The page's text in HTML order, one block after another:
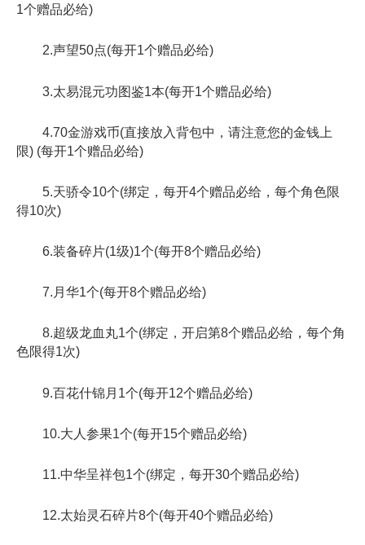
1个赠品必给)
2.声望50点(每开1个赠品必给)
3.太易混元功图鉴1本(每开1个赠品必给)
4.70金游戏币(直接放入背包中，请注意您的金钱上
限) (每开1个赠品必给)
5.天骄令10个(绑定，每开4个赠品必给，每个角色限
得10次)
6.装备碎片(1级)1个(每开8个赠品必给)
7.月华1个(每开8个赠品必给)
8.超级龙血丸1个(绑定，开启第8个赠品必给，每个角
色限得1次)
9.百花什锦月1个(每开12个赠品必给)
10.大人参果1个(每开15个赠品必给)
11.中华呈祥包1个(绑定，每开30个赠品必给)
12.太始灵石碎片8个(每开40个赠品必给)